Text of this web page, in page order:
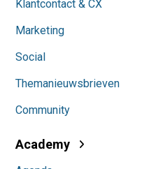
Klantcontact & CX
Marketing
Social
Themanieuwsbrieven
Community
Academy